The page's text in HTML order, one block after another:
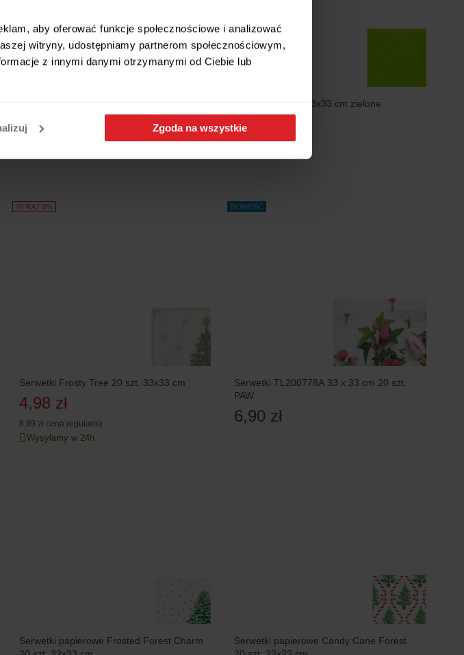
aby oferować funkcje społecznościowe i analizować
witryny, udostępniamy partnerom społecznościowym,
z innymi danymi otrzymanymi od Ciebie lub
Zgoda na wszystkie
5,99 zł
Serwetki 20 szt. 33x33 cm zielone
5,99 zł
Wysyłamy w 24h
20 RAT 0%
Serwetki Frosty Tree 20 szt. 33x33 cm
4,98 zł
6,99 zł cena regularna
Wysyłamy w 24h
NOWOŚĆ
Serwetki TL200778A 33 x 33 cm 20 szt.
PAW
6,90 zł
Serwetki papierowe Frosted Forest Charm
Serwetki papierowe Candy Cane Forest